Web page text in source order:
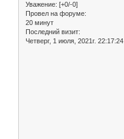
Уважение: [+0/-0]
Провел на форуме:
20 минут
Последний визит:
Четверг, 1 июля, 2021г. 22:17:24